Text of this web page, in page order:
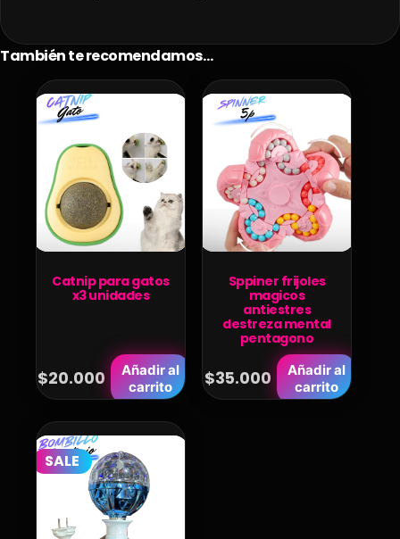
También te recomendamos…
Catnip para gatos
x3 unidades
$20.000
Añadir al
carrito
Sppiner frijoles
magicos
antiestres
destreza mental
pentagono
$35.000
Añadir al
carrito
SALE